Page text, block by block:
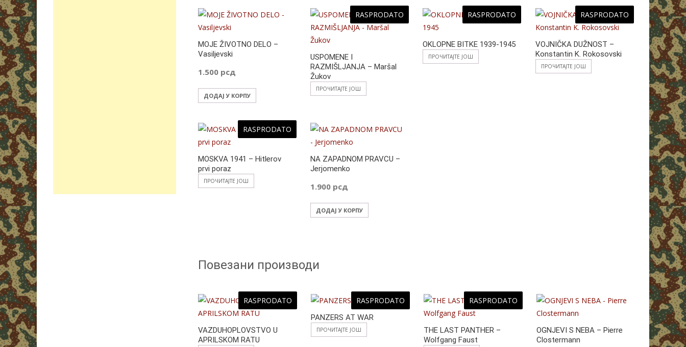
MOJE ŽIVOTNO DELO –
Vasiljevski
1.500 рсд
ДОДАЈ У КОРПУ
RASPRODATO
USPOMENE I
RAZMIŠLJANJA – Maršal
Žukov
ПРОЧИТАЈТЕ ЈОШ
RASPRODATO
OKLOPNE BITKE 1939-1945
ПРОЧИТАЈТЕ ЈОШ
RASPRODATO
VOJNIČKA DUŽNOST –
Konstantin K. Rokosovski
ПРОЧИТАЈТЕ ЈОШ
RASPRODATO
MOSKVA 1941 – Hitlerov
prvi poraz
ПРОЧИТАЈТЕ ЈОШ
NA ZAPADNOM PRAVCU –
Jerjomenko
1.900 рсд
ДОДАЈ У КОРПУ
Повезани производи
RASPRODATO
VAZDUHOPLOVSTVO U
APRILSKOM RATU
RASPRODATO
PANZERS AT WAR
ПРОЧИТАЈТЕ ЈОШ
RASPRODATO
THE LAST PANTHER –
Wolfgang Faust
OGNJEVI S NEBA – Pierre
Clostermann